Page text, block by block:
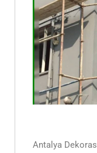
Antalya